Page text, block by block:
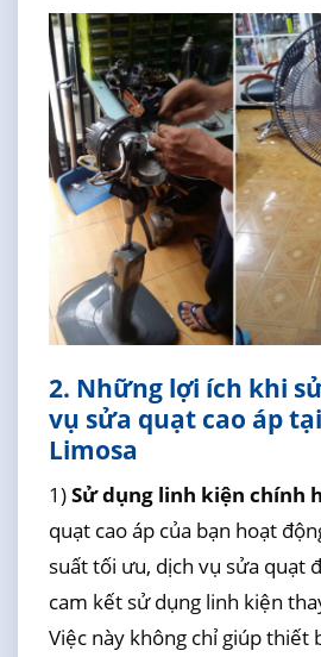
2. Những lợi ích khi
vụ sửa quạt cao áp
Limosa
1)Sử dụng linh kiện chính
quạt cao áp của bạn hoạt
suất tối ưu, dịch vụ sửa quạt
cam kết sử dụng linh kiện
Việc này không chỉ giúp thiết